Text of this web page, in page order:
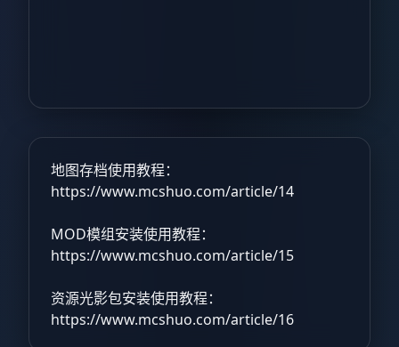
地图存档使用教程：
https://www.mcshuo.com/article/14
MOD模组安装使用教程：
https://www.mcshuo.com/article/15
资源光影包安装使用教程：
https://www.mcshuo.com/article/16